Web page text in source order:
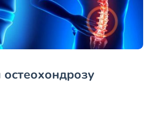
остеохондрозу